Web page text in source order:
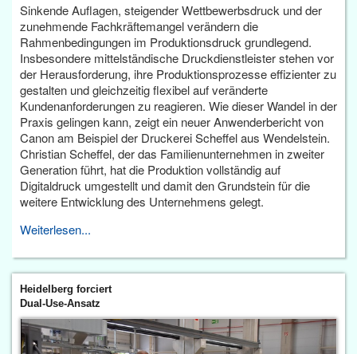
Sinkende Auflagen, steigender Wettbewerbsdruck und der
zunehmende Fachkräftemangel verändern die
Rahmenbedingungen im Produktionsdruck grundlegend.
Insbesondere mittelständische Druckdienstleister stehen vor
der Herausforderung, ihre Produktionsprozesse effizienter zu
gestalten und gleichzeitig flexibel auf veränderte
Kundenanforderungen zu reagieren. Wie dieser Wandel in der
Praxis gelingen kann, zeigt ein neuer Anwenderbericht von
Canon am Beispiel der Druckerei Scheffel aus Wendelstein.
Christian Scheffel, der das Familienunternehmen in zweiter
Generation führt, hat die Produktion vollständig auf
Digitaldruck umgestellt und damit den Grundstein für die
weitere Entwicklung des Unternehmens gelegt.
Weiterlesen...
Heidelberg forciert
Dual-Use-Ansatz